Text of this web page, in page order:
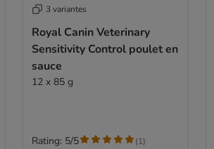
3 variantes
Royal Canin Veterinary
Sensitivity Control poulet en
sauce
12 x 85 g
Rating: 5/5 (1)